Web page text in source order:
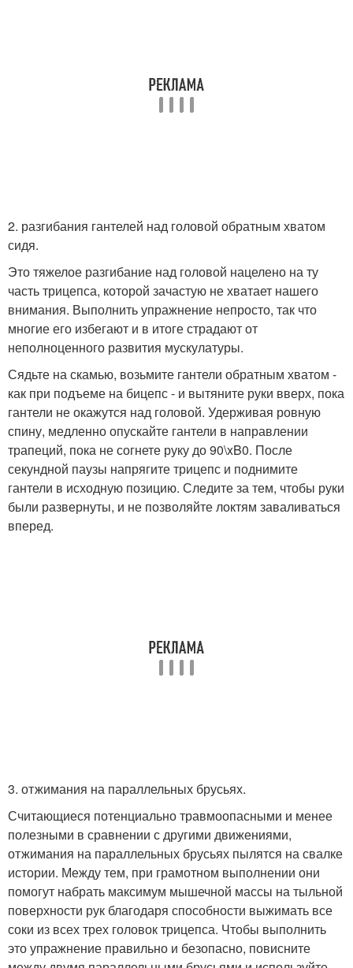
2. разгибания гантелей над головой обратным хватом
сидя.
Это тяжелое разгибание над головой нацелено на ту
часть трицепса, которой зачастую не хватает нашего
внимания. Выполнить упражнение непросто, так что
многие его избегают и в итоге страдают от
неполноценного развития мускулатуры.
Сядьте на скамью, возьмите гантели обратным хватом -
как при подъеме на бицепс - и вытяните руки вверх, пока
гантели не окажутся над головой. Удерживая ровную
спину, медленно опускайте гантели в направлении
трапеций, пока не согнете руку до 90\xB0. После
секундной паузы напрягите трицепс и поднимите
гантели в исходную позицию. Следите за тем, чтобы руки
были развернуты, и не позволяйте локтям заваливаться
вперед.
3. отжимания на параллельных брусьях.
Считающиеся потенциально травмоопасными и менее
полезными в сравнении с другими движениями,
отжимания на параллельных брусьях пылятся на свалке
истории. Между тем, при грамотном выполнении они
помогут набрать максимум мышечной массы на тыльной
поверхности рук благодаря способности выжимать все
соки из всех трех головок трицепса. Чтобы выполнить
это упражнение правильно и безопасно, повисните